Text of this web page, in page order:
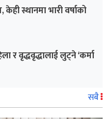
स्थानमा भारी वर्षाको
र वृद्धवृद्धालाई लुट्ने ‘कर्मा
सबै